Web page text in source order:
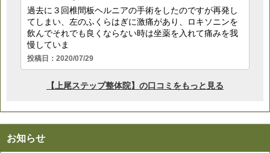
お知らせ